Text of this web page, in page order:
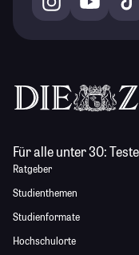
Für alle unter 30:
Ratgeber
Studienthemen
Studienformate
Hochschulorte